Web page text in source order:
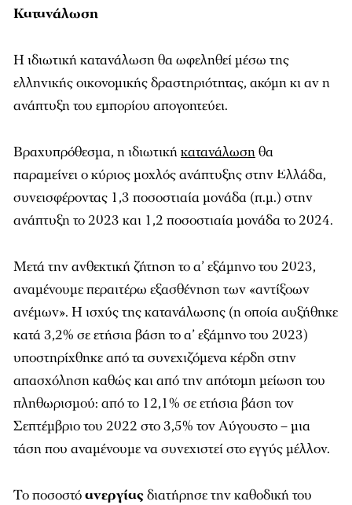
Κατανάλωση
Η ιδιωτική κατανάλωση θα ωφεληθεί μέσω της
ελληνικής οικονομικής δραστηριότητας, ακόμη κι αν η
ανάπτυξη του εμπορίου απογοητεύει.
Βραχυπρόθεσμα, η ιδιωτικήκατανάλωσηθα
παραμείνει ο κύριος μοχλός ανάπτυξης στην Ελλάδα,
συνεισφέροντας 1,3 ποσοστιαία μονάδα (π.μ.) στην
ανάπτυξη το 2023 και 1,2 ποσοστιαία μονάδα το 2024.
Μετά την ανθεκτική ζήτηση το α’ εξάμηνο του 2023,
αναμένουμε περαιτέρω εξασθένηση των «αντίξοων
ανέμων». Η ισχύς της κατανάλωσης (η οποία αυξήθηκε
κατά 3,2% σε ετήσια βάση το α’ εξάμηνο του 2023)
υποστηρίχθηκε από τα συνεχιζόμενα κέρδη στην
απασχόληση καθώς και από την απότομη μείωση του
πληθωρισμού: από το 12,1% σε ετήσια βάση τον
Σεπτέμβριο του 2022 στο 3,5% τον Αύγουστο – μια
τάση που αναμένουμε να συνεχιστεί στο εγγύς μέλλον.
Το ποσοστόανεργίαςδιατήρησε την καθοδική του